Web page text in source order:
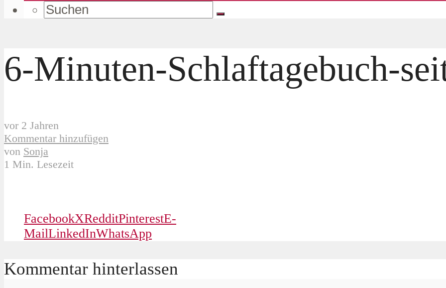
6-Minuten-Schlaftagebuch-
vor 2 Jahren
Kommentar hinzufügen
von Sonja
1 Min. Lesezeit
FacebookXRedditPinterestE-
MailLinkedInWhatsApp
Kommentar hinterlassen